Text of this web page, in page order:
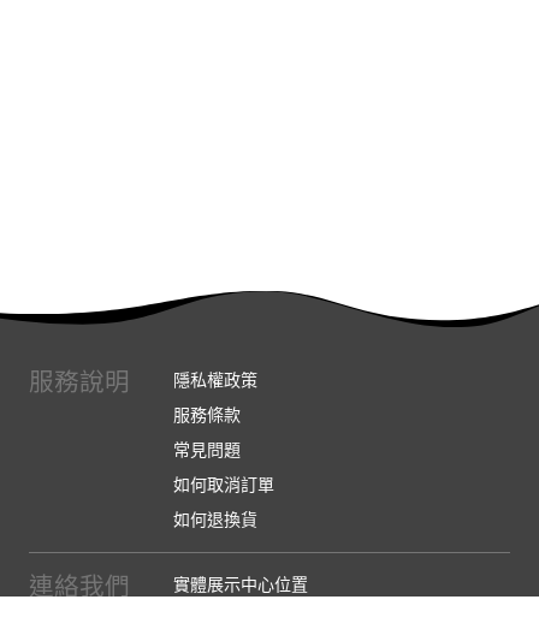
服務說明
隱私權政策
服務條款
常見問題
如何取消訂單
如何退換貨
連絡我們
實體展示中心位置